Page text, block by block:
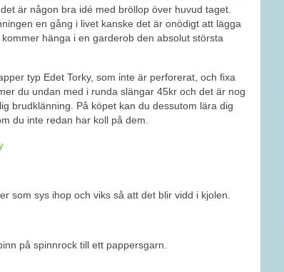
är någon bra idé med bröllop över huvud taget.
en gång i livet kanske det är onödigt att lägga
hänga i en garderob den absolut största
typ Edet Torky, som inte är perforerat, och fixa
du undan med i runda slängar 45kr och det är nog
brudklänning. På köpet kan du dessutom lära dig
du inte redan har koll på dem.
som sys ihop och viks så att det blir vidd i kjolen.
på spinnrock till ett pappersgarn.